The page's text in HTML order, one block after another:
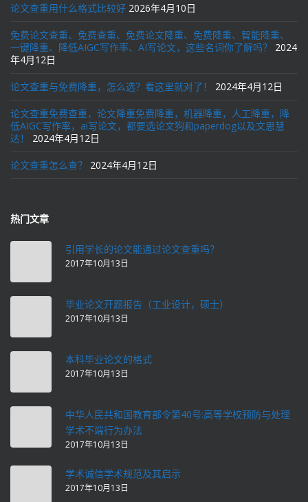
论文查重用什么格式比较好 2026年4月10日
免费论文查重、免费查重、免费论文降重、免费降重、智能降重、
一键降重、降低AIGC写作率、AI写论文，这些名词你了解吗？
2024
年4月12日
论文查重与免费降重，怎么选？看这里就对了！ 2024年4月12日
论文查重免费查重，论文降重免费降重，机器降重，人工降重，降
低AIGC写作率，ai写论文，都要选论文狗和paperdog以及文思慧
达！
2024年4月12日
论文查重怎么查？ 2024年4月12日
热门文章
引用学长的论文能通过论文查重吗？
2017年10月13日
毕业论文开题报告（工业设计，硕士）
2017年10月13日
本科毕业论文的格式
2017年10月13日
中华人民共和国教育部令第40号:高等学校预防与处理
学术不端行为办法
2017年10月13日
学术诚信学术规范及其启示
2017年10月13日